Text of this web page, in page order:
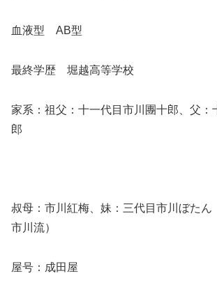
血液型 AB型
最終学歴 堀越高等学校
家系：祖父：十一代目市川團十郎、父：
郎
叔母：市川紅梅、妹：三代目市川ぼたん
市川流）
屋号：成田屋